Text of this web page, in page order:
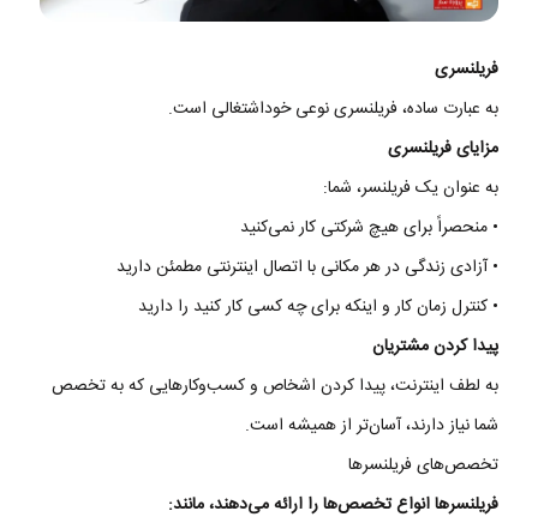
فریلنسری
به عبارت ساده، فریلنسرینوعی خوداشتغالی است.
مزایایفریلنسری
به عنوانیک فریلنسر، شما:
• منحصراًبرایهیچ شرکتی کارنمی‌کنید
• آزادی زندگی درهرمکانی با اتصال اینترنتی مطمئندارید
• کنترل زمانکار و اینکهبرایچهکسی کارکنید را دارید
پیدا کردنمشتریان
به لطف اینترنت،پیدا کردن اشخاص وکسب‌وکارهایی کهبهتخصص
شمانیازدارند،آسان‌تر ازهمیشه است.
تخصص‌های فریلنسرها
فریلنسرهاانواعتخصص‌هارا ارائهمی‌دهند،مانند: